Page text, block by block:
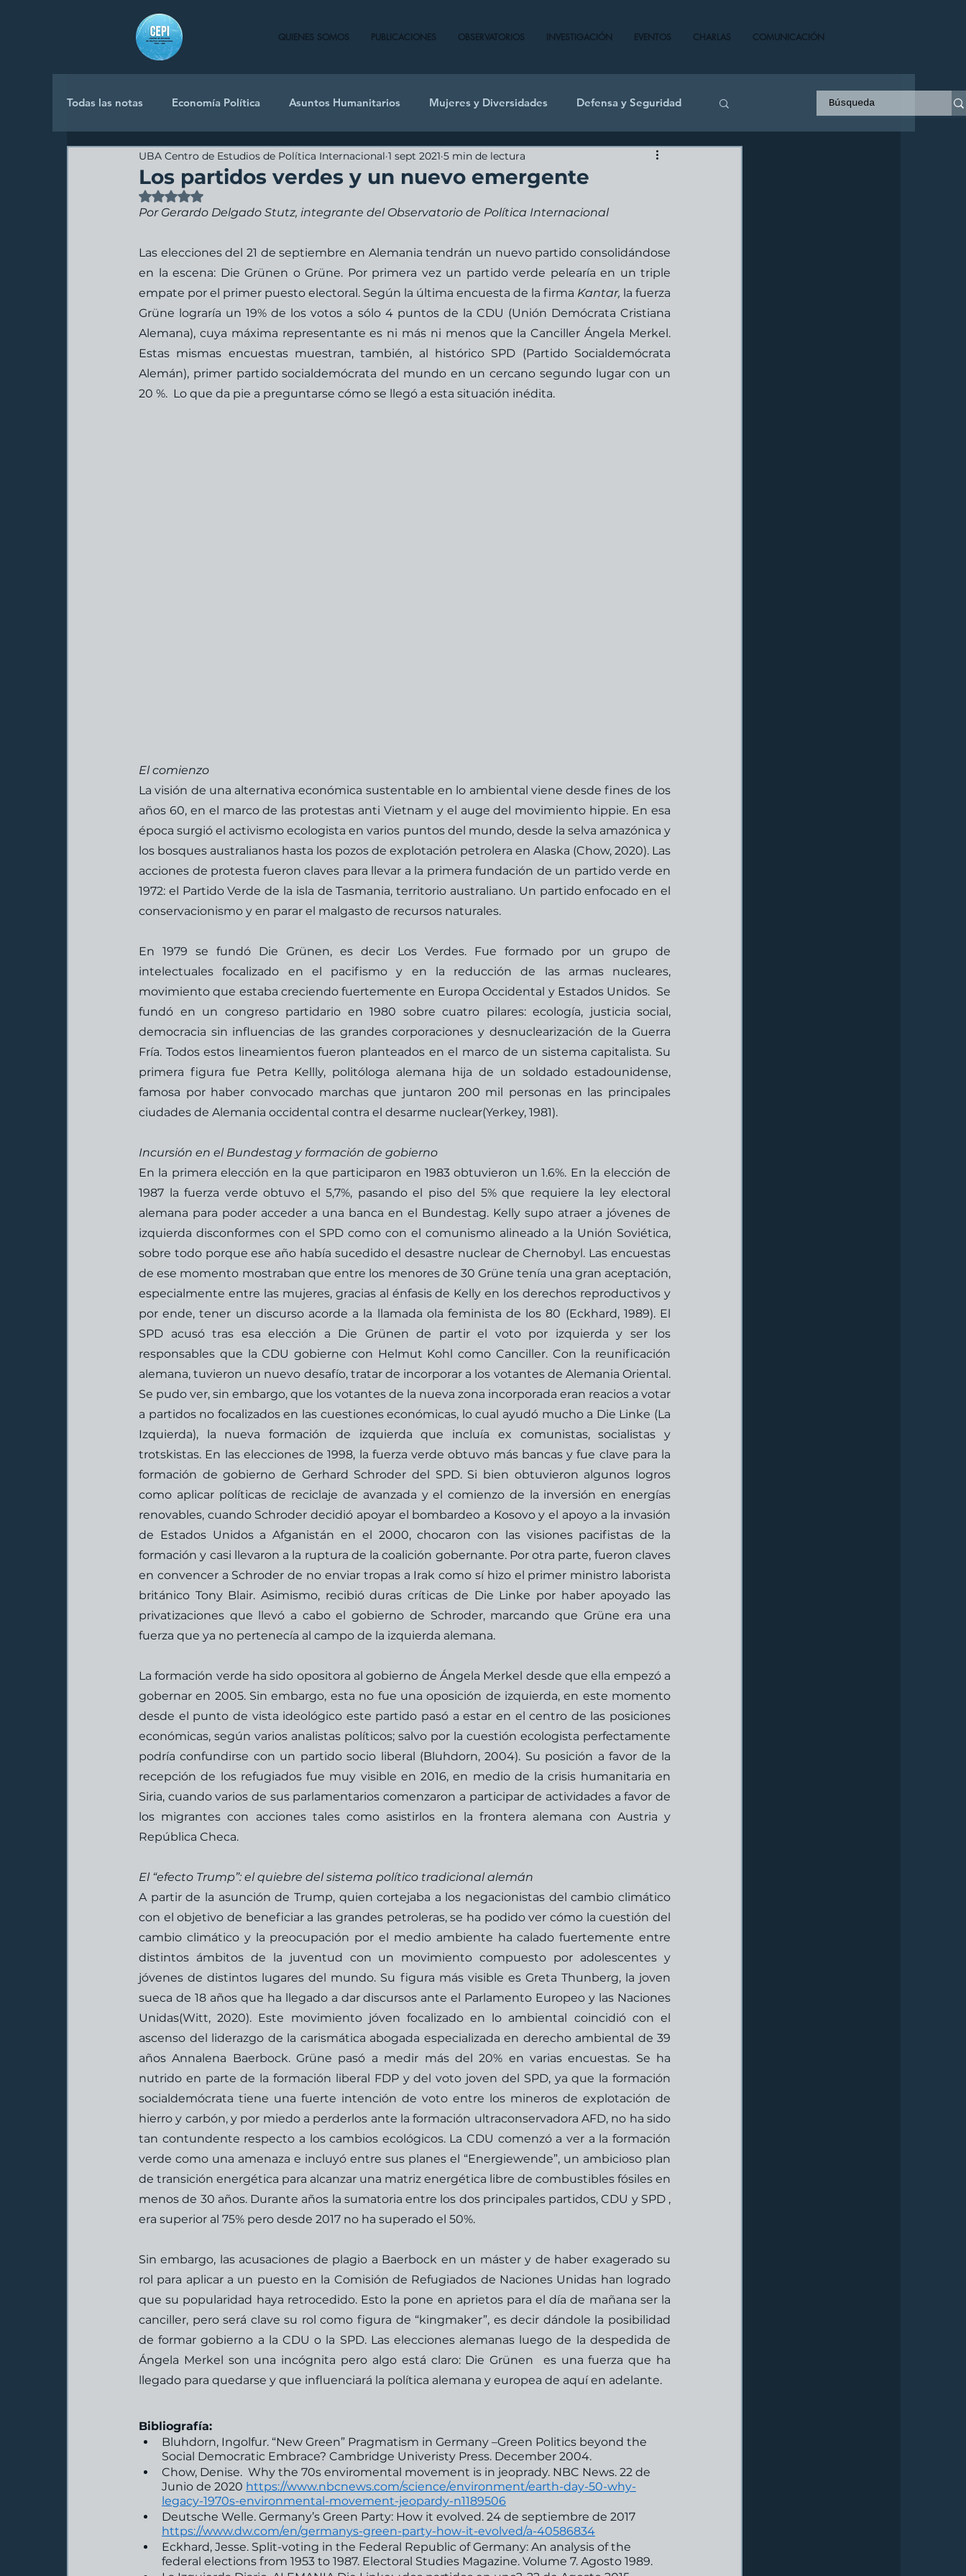
QUIENES SOMOS PUBLICACIONES OBSERVATORIOS INVESTIGACIÓN EVENTOS CHARLAS COMUNICACIÓN
Todas las notas Economía Política Asuntos Humanitarios Mujeres y Diversidades Defensa y Seguridad
Política Internacional
Los partidos verdes y un nuevo emergente
UBA Centro de Estudios de Política Internacional 1 sept 2021 5 min de lectura
Obtuvo NaN de 5 estrellas.
Por Gerardo Delgado Stutz, integrante del Observatorio de Política Internacional
Las elecciones del 21 de septiembre en Alemania tendrán un nuevo partido consolidándose
en la escena: Die Grünen o Grüne. Por primera vez un partido verde pelearía en un triple
empate por el primer puesto electoral. Según la última encuesta de la firma Kantar, la fuerza
Grüne lograría un 19% de los votos a sólo 4 puntos de la CDU (Unión Demócrata Cristiana
Alemana), cuya máxima representante es ni más ni menos que la Canciller Ángela Merkel.
Estas mismas encuestas muestran, también, al histórico SPD (Partido Socialdemócrata
Alemán), primer partido socialdemócrata del mundo en un cercano segundo lugar con un
20 %.  Lo que da pie a preguntarse cómo se llegó a esta situación inédita.
El comienzo
La visión de una alternativa económica sustentable en lo ambiental viene desde fines de los
años 60, en el marco de las protestas anti Vietnam y el auge del movimiento hippie. En esa
época surgió el activismo ecologista en varios puntos del mundo, desde la selva amazónica y
los bosques australianos hasta los pozos de explotación petrolera en Alaska (Chow, 2020). Las
acciones de protesta fueron claves para llevar a la primera fundación de un partido verde en
1972: el Partido Verde de la isla de Tasmania, territorio australiano. Un partido enfocado en el
conservacionismo y en parar el malgasto de recursos naturales.
En 1979 se fundó Die Grünen, es decir Los Verdes. Fue formado por un grupo de
intelectuales focalizado en el pacifismo y en la reducción de las armas nucleares,
movimiento que estaba creciendo fuertemente en Europa Occidental y Estados Unidos.  Se
fundó en un congreso partidario en 1980 sobre cuatro pilares: ecología, justicia social,
democracia sin influencias de las grandes corporaciones y desnuclearización de la Guerra
Fría. Todos estos lineamientos fueron planteados en el marco de un sistema capitalista. Su
primera figura fue Petra Kellly, politóloga alemana hija de un soldado estadounidense,
famosa por haber convocado marchas que juntaron 200 mil personas en las principales
ciudades de Alemania occidental contra el desarme nuclear(Yerkey, 1981).
Incursión en el Bundestag y formación de gobierno
En la primera elección en la que participaron en 1983 obtuvieron un 1.6%. En la elección de
1987 la fuerza verde obtuvo el 5,7%, pasando el piso del 5% que requiere la ley electoral
alemana para poder acceder a una banca en el Bundestag. Kelly supo atraer a jóvenes de
izquierda disconformes con el SPD como con el comunismo alineado a la Unión Soviética,
sobre todo porque ese año había sucedido el desastre nuclear de Chernobyl. Las encuestas
de ese momento mostraban que entre los menores de 30 Grüne tenía una gran aceptación,
especialmente entre las mujeres, gracias al énfasis de Kelly en los derechos reproductivos y
por ende, tener un discurso acorde a la llamada ola feminista de los 80 (Eckhard, 1989). El
SPD acusó tras esa elección a Die Grünen de partir el voto por izquierda y ser los
responsables que la CDU gobierne con Helmut Kohl como Canciller. Con la reunificación
alemana, tuvieron un nuevo desafío, tratar de incorporar a los votantes de Alemania Oriental.
Se pudo ver, sin embargo, que los votantes de la nueva zona incorporada eran reacios a votar
a partidos no focalizados en las cuestiones económicas, lo cual ayudó mucho a Die Linke (La
Izquierda), la nueva formación de izquierda que incluía ex comunistas, socialistas y
trotskistas. En las elecciones de 1998, la fuerza verde obtuvo más bancas y fue clave para la
formación de gobierno de Gerhard Schroder del SPD. Si bien obtuvieron algunos logros
como aplicar políticas de reciclaje de avanzada y el comienzo de la inversión en energías
renovables, cuando Schroder decidió apoyar el bombardeo a Kosovo y el apoyo a la invasión
de Estados Unidos a Afganistán en el 2000, chocaron con las visiones pacifistas de la
formación y casi llevaron a la ruptura de la coalición gobernante. Por otra parte, fueron claves
en convencer a Schroder de no enviar tropas a Irak como sí hizo el primer ministro laborista
británico Tony Blair. Asimismo, recibió duras críticas de Die Linke por haber apoyado las
privatizaciones que llevó a cabo el gobierno de Schroder, marcando que Grüne era una
fuerza que ya no pertenecía al campo de la izquierda alemana.
La formación verde ha sido opositora al gobierno de Ángela Merkel desde que ella empezó a
gobernar en 2005. Sin embargo, esta no fue una oposición de izquierda, en este momento
desde el punto de vista ideológico este partido pasó a estar en el centro de las posiciones
económicas, según varios analistas políticos; salvo por la cuestión ecologista perfectamente
podría confundirse con un partido socio liberal (Bluhdorn, 2004). Su posición a favor de la
recepción de los refugiados fue muy visible en 2016, en medio de la crisis humanitaria en
Siria, cuando varios de sus parlamentarios comenzaron a participar de actividades a favor de
los migrantes con acciones tales como asistirlos en la frontera alemana con Austria y
República Checa.
El “efecto Trump”: el quiebre del sistema político tradicional alemán
A partir de la asunción de Trump, quien cortejaba a los negacionistas del cambio climático
con el objetivo de beneficiar a las grandes petroleras, se ha podido ver cómo la cuestión del
cambio climático y la preocupación por el medio ambiente ha calado fuertemente entre
distintos ámbitos de la juventud con un movimiento compuesto por adolescentes y
jóvenes de distintos lugares del mundo. Su figura más visible es Greta Thunberg, la joven
sueca de 18 años que ha llegado a dar discursos ante el Parlamento Europeo y las Naciones
Unidas(Witt, 2020). Este movimiento jóven focalizado en lo ambiental coincidió con el
ascenso del liderazgo de la carismática abogada especializada en derecho ambiental de 39
años Annalena Baerbock. Grüne pasó a medir más del 20% en varias encuestas. Se ha
nutrido en parte de la formación liberal FDP y del voto joven del SPD, ya que la formación
socialdemócrata tiene una fuerte intención de voto entre los mineros de explotación de
hierro y carbón, y por miedo a perderlos ante la formación ultraconservadora AFD, no ha sido
tan contundente respecto a los cambios ecológicos. La CDU comenzó a ver a la formación
verde como una amenaza e incluyó entre sus planes el “Energiewende”, un ambicioso plan
de transición energética para alcanzar una matriz energética libre de combustibles fósiles en
menos de 30 años. Durante años la sumatoria entre los dos principales partidos, CDU y SPD ,
era superior al 75% pero desde 2017 no ha superado el 50%.
Sin embargo, las acusaciones de plagio a Baerbock en un máster y de haber exagerado su
rol para aplicar a un puesto en la Comisión de Refugiados de Naciones Unidas han logrado
que su popularidad haya retrocedido. Esto la pone en aprietos para el día de mañana ser la
canciller, pero será clave su rol como figura de “kingmaker”, es decir dándole la posibilidad
de formar gobierno a la CDU o la SPD. Las elecciones alemanas luego de la despedida de
Ángela Merkel son una incógnita pero algo está claro: Die Grünen  es una fuerza que ha
llegado para quedarse y que influenciará la política alemana y europea de aquí en adelante.
Bibliografía:
Bluhdorn, Ingolfur. “New Green” Pragmatism in Germany –Green Politics beyond the
Social Democratic Embrace? Cambridge Univeristy Press. December 2004.
Chow, Denise.  Why the 70s enviromental movement is in jeoprady. NBC News. 22 de
Junio de 2020 https://www.nbcnews.com/science/environment/earth-day-50-why-
legacy-1970s-environmental-movement-jeopardy-n1189506
Deutsche Welle. Germany’s Green Party: How it evolved. 24 de septiembre de 2017
https://www.dw.com/en/germanys-green-party-how-it-evolved/a-40586834
Eckhard, Jesse. Split-voting in the Federal Republic of Germany: An analysis of the
federal elections from 1953 to 1987. Electoral Studies Magazine. Volume 7. Agosto 1989.